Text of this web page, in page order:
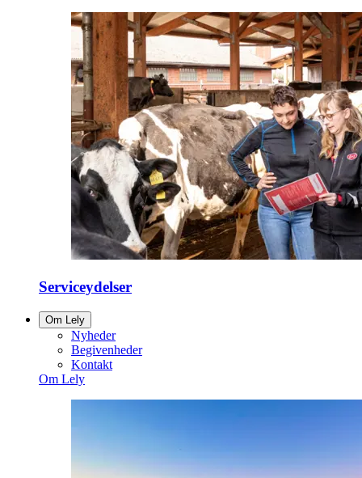
Serviceydelser
Om Lely
Nyheder
Begivenheder
Kontakt
Om Lely